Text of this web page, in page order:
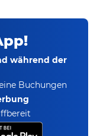
während der
Buchungen